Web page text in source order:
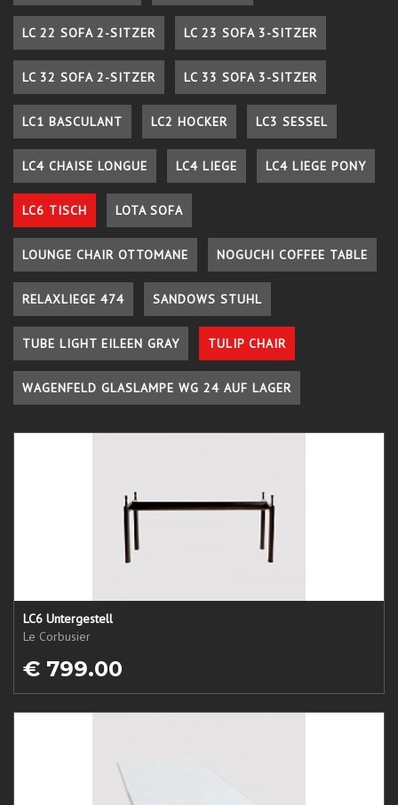
LC 22 SOFA 2-SITZER LC 23 SOFA 3-SITZER
LC 32 SOFA 2-SITZER LC 33 SOFA 3-SITZER
LC1 BASCULANT LC2 HOCKER LC3 SESSEL
LC4 CHAISE LONGUE LC4 LIEGE LC4 LIEGE PONY
LC6 TISCH LOTA SOFA
LOUNGE CHAIR OTTOMANE NOGUCHI COFFEE TABLE
RELAXLIEGE 474 SANDOWS STUHL
TUBE LIGHT EILEEN GRAY TULIP CHAIR
WAGENFELD GLASLAMPE WG 24 AUF LAGER
LC6 Untergestell
Le Corbusier
€ 799.00